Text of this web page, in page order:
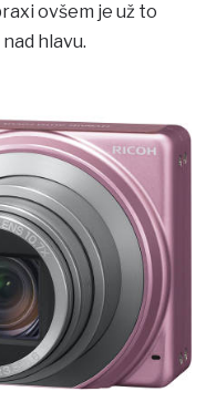
ovšem je už to
hlavu.